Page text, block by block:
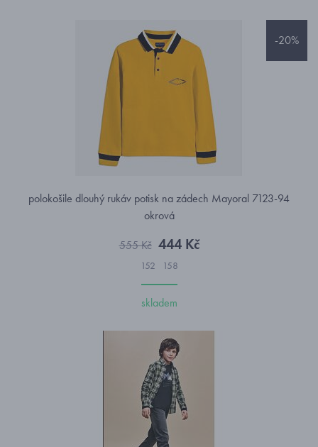
-20%
polokošile dlouhý rukáv potisk na zádech Mayoral 7123-94
okrová
555 Kč 444 Kč
152 158
skladem